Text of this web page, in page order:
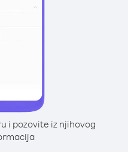
i pozovite iz njihovog